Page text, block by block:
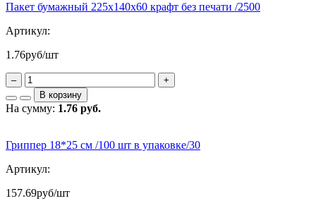
Пакет бумажный 225х140х60 крафт без печати /2500
Артикул:
1.76руб/шт
–
+
В корзину
На сумму: 1.76 руб.
Гриппер 18*25 см /100 шт в упаковке/30
Артикул:
157.69руб/шт